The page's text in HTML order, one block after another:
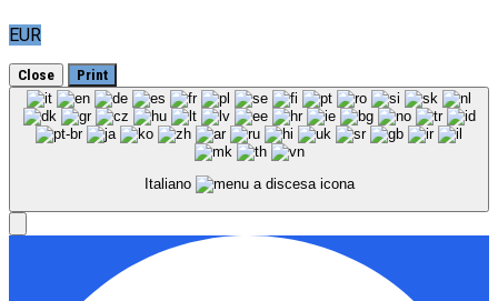
EUR
Close Print
Italiano